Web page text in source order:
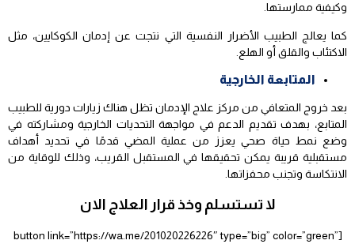
وكيفية ممارستها.
كما يعالج الطبيب الأضرار النفسية التي نتجت عن إدمان الكوكايين، مثل
الاكتئاب والقلق أو الهلع.
المتابعة الخارجية
بعد خروج المتعافي من مركز علاج الإدمان تظل هناك زيارات دورية للطبيب
المتابع، بهدف تقديم الدعم في مواجهة التحديات الخارجية ومشاركته في
وضع نمط حياة صحي يعزز من عملية المضي قدمًا في تحديد أهداف
مستقبلية قريبة يمكن تحقيقها في المستقبل القريب، وذلك للوقاية من
الانتكاسة وتجنب محفزاتها.
لا تستسلم وخذ قرار العلاج الان
[button link=”https://wa.me/201020226226″ type=”big” color=”green”